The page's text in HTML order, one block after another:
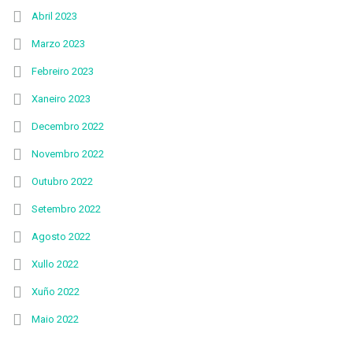
Abril 2023
Marzo 2023
Febreiro 2023
Xaneiro 2023
Decembro 2022
Novembro 2022
Outubro 2022
Setembro 2022
Agosto 2022
Xullo 2022
Xuño 2022
Maio 2022